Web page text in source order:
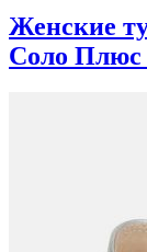
Женские
Соло Плюс